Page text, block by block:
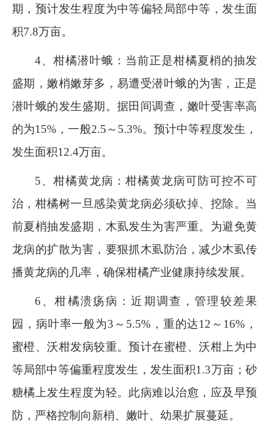
期，预计发生程度为中等偏轻局部中等，发生面
积7.8万亩。
4、柑橘潜叶蛾：当前正是柑橘夏梢的抽发
盛期，嫩梢嫩芽多，易遭受潜叶蛾的为害，正是
潜叶蛾的发生盛期。据田间调查，嫩叶受害率高
的为15% ，一般2.5 ～ 5.3%。预计中等程度发生，
发生面积12.4万亩。
5、柑橘黄龙病：柑橘黄龙病可防可控不可
治，柑橘树一旦感染黄龙病必须砍掉、挖除。当
前夏梢抽发盛期，木虱发生为害严重。为避免黄
龙病的扩散为害，要狠抓木虱防治，减少木虱传
播黄龙病的几率，确保柑橘产业健康持续发展。
6 、柑橘溃疡病：近期调查，管理较差果
园，病叶率一般为3 ～ 5.5%，重的达12 ～ 16% ，
蜜橙、沃柑发病较重。预计在蜜橙、沃柑上为中
等局部中等偏重程度发生，发生面积1.3万亩；砂
糖橘上发生程度为轻。此病难以治愈，应及早预
防，严格控制向新梢、嫩叶、幼果扩展蔓延。